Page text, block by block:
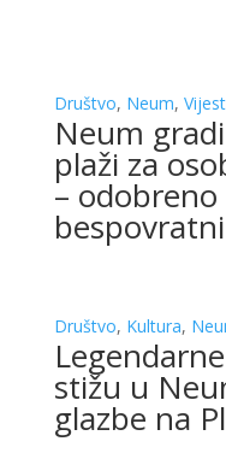
Društvo, Neum,
Neum
plaži za
–
Društvo, Kultura,
stižu u
glazbe na